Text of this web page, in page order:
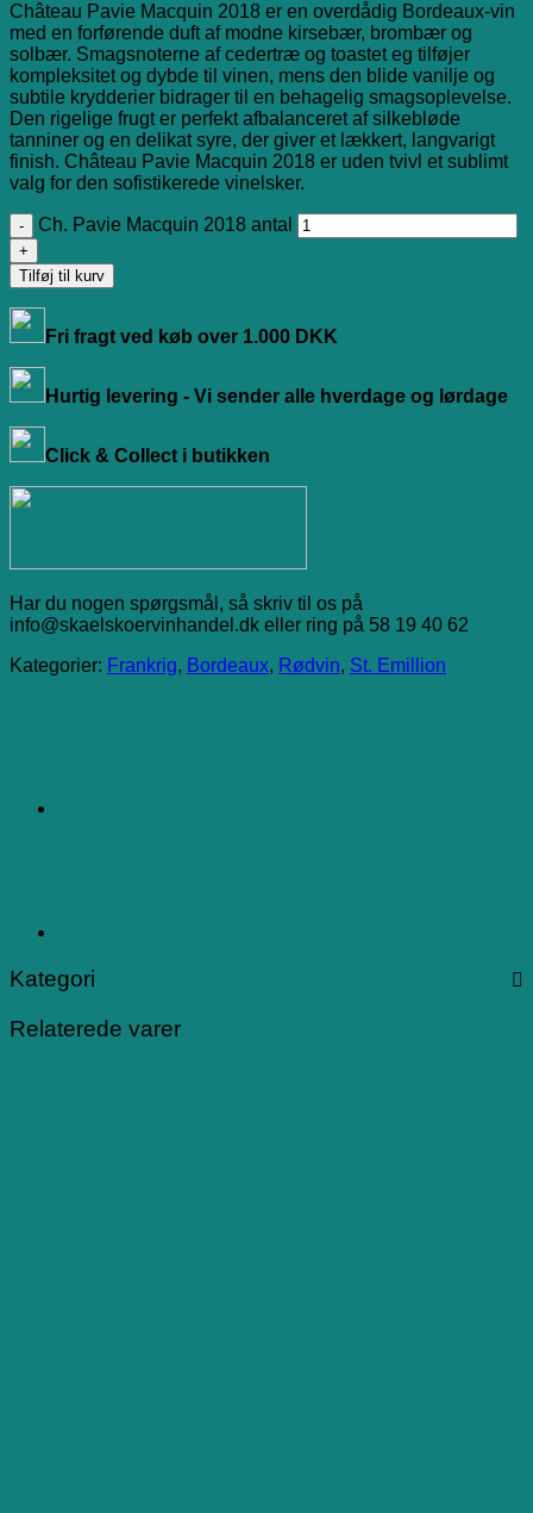
Château Pavie Macquin 2018 er en overdådig Bordeaux-vin
med en forførende duft af modne kirsebær, brombær og
solbær. Smagsnoterne af cedertræ og toastet eg tilføjer
kompleksitet og dybde til vinen, mens den blide vanilje og
subtile krydderier bidrager til en behagelig smagsoplevelse.
Den rigelige frugt er perfekt afbalanceret af silkebløde
tanniner og en delikat syre, der giver et lækkert, langvarigt
finish. Château Pavie Macquin 2018 er uden tvivl et sublimt
valg for den sofistikerede vinelsker.
Ch. Pavie Macquin 2018 antal
Tilføj til kurv
Fri fragt ved køb over 1.000 DKK
Hurtig levering - Vi sender alle hverdage og lørdage
Click & Collect i butikken
Har du nogen spørgsmål, så skriv til os på
info@skaelskoervinhandel.dk eller ring på 58 19 40 62
Kategorier: Frankrig, Bordeaux, Rødvin, St. Emillion
Kategori
Relaterede varer